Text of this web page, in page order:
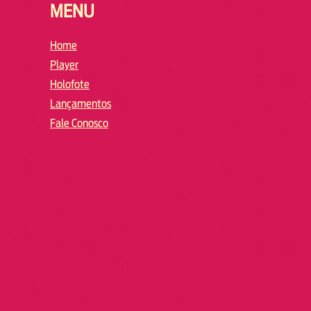
MENU
Home
Player
Holofote
Lançamentos
Fale Conosco